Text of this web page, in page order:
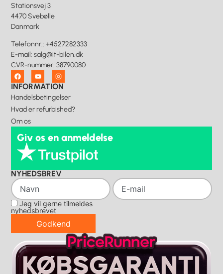
Stationsvej 3
4470 Svebølle
Danmark
Telefonnr.: +4527282333
E-mail:salg@it-bilen.dk
CVR-nummer: 38790080
INFORMATION
Handelsbetingelser
Hvad er refurbished?
Om os
Giv os en anmeldelse
NYHEDSBREV
Jeg vil gerne tilmeldes
nyhedsbrevet
Godkend